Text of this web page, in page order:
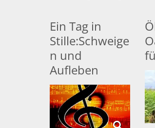
Ein Tag in
Stille:Schweige
n und
Aufleben